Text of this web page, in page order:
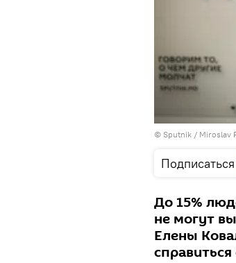
© Sputnik / Miroslav
Подписаться
До 15%
не могут
Елены